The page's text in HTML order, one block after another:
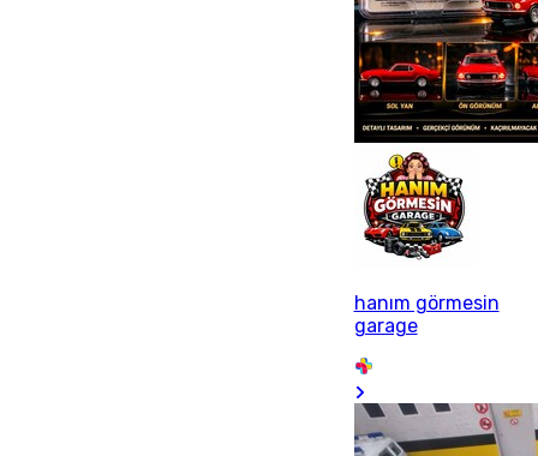
hanım görmesin
garage